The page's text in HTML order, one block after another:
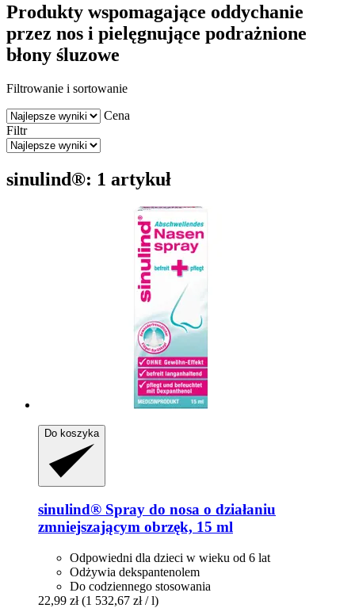
Produkty wspomagające oddychanie
przez nos i pielęgnujące podrażnione
błony śluzowe
Filtrowanie i sortowanie
Cena
Filtr
sinulind®: 1 artykuł
Do koszyka
sinulind® Spray do nosa o działaniu
zmniejszającym obrzęk, 15 ml
Odpowiedni dla dzieci w wieku od 6 lat
Odżywia dekspantenolem
Do codziennego stosowania
22,99 zł (1 532,67 zł / l)